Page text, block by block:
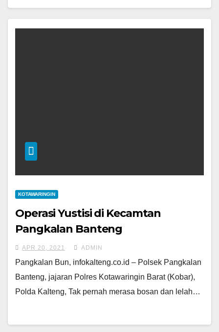
KOTAWARINGIN
Operasi Yustisi di Kecamtan
Pangkalan Banteng
APR 20, 2021 ADMIN
Pangkalan Bun, infokalteng.co.id – Polsek Pangkalan
Banteng, jajaran Polres Kotawaringin Barat (Kobar),
Polda Kalteng, Tak pernah merasa bosan dan lelah…